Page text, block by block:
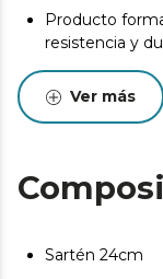
Producto
resistencia y
Placa de
FondoVer más
Sartén 24cm